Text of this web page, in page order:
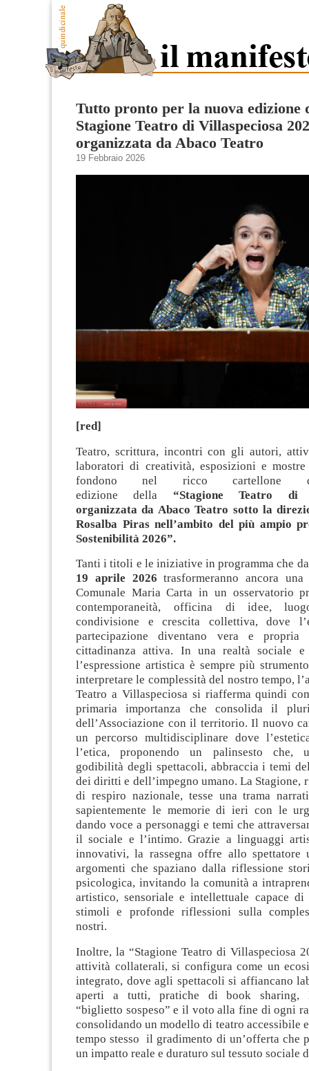
Tutto pronto per la nuova edizione
Stagione Teatro di Villaspeciosa
organizzata da Abaco Teatro
19 Febbraio 2026
[red]
Teatro, scrittura, incontri con gli autori,
laboratori di creatività, esposizioni e
fondono nel ricco cartellone
edizione della “Stagione Teatro di
organizzata da Abaco Teatro sotto la
Rosalba Piras nell’ambito del più ampio
Sostenibilità 2026”.
Tanti i titoli e le iniziative in programma che
19 aprile 2026 trasformeranno ancora
Comunale Maria Carta in un osservatorio
contemporaneità, officina di idee,
condivisione e crescita collettiva, dove
partecipazione diventano vera e propria
cittadinanza attiva. In una realtà sociale e
l’espressione artistica è sempre più
interpretare le complessità del nostro tempo,
Teatro a Villaspeciosa si riafferma quindi
primaria importanza che consolida il
dell’Associazione con il territorio. Il nuovo
un percorso multidisciplinare dove
l’etica, proponendo un palinsesto che,
godibilità degli spettacoli, abbraccia i temi
dei diritti e dell’impegno umano. La Stagione,
di respiro nazionale, tesse una trama
sapientemente le memorie di ieri con le
dando voce a personaggi e temi che
il sociale e l’intimo. Grazie a linguaggi
innovativi, la rassegna offre allo spettatore
argomenti che spaziano dalla riflessione
psicologica, invitando la comunità a
artistico, sensoriale e intellettuale capace di
stimoli e profonde riflessioni sulla
nostri.
Inoltre, la “Stagione Teatro di Villaspeciosa
attività collaterali, si configura come un
integrato, dove agli spettacoli si affiancano
aperti a tutti, pratiche di book sharing,
“biglietto sospeso” e il voto alla fine di ogni
consolidando un modello di teatro accessibile
tempo stesso il gradimento di un’offerta che
un impatto reale e duraturo sul tessuto sociale